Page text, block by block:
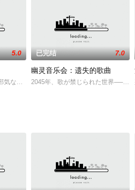
身！それがアイドルプリンセス・アイプリ
5.0
気な小学生。は控えめだけど頑張り屋さん
已完结 7.0
幽灵音乐会：遗失的歌曲
2045年、歌が禁じられた世界──。